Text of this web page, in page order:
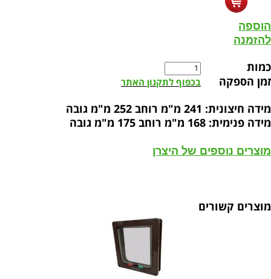
הוספה
להזמנה
כמות
זמן הספקה
בכפוף לתקנון האתר
מידה חיצונית: 241 מ"מ רוחב 252 מ"מ גובה
מידה פנימית: 168 מ"מ רוחב 175 מ"מ גובה
מוצרים נוספים של היצרן
מוצרים קשורים